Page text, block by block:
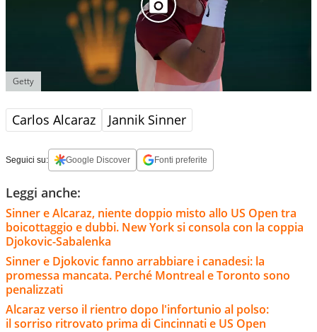
Getty
Carlos Alcaraz Jannik Sinner
Seguici su: Google Discover Fonti preferite
Leggi anche:
Sinner e Alcaraz, niente doppio misto allo US Open tra
boicottaggio e dubbi. New York si consola con la coppia
Djokovic-Sabalenka
Sinner e Djokovic fanno arrabbiare i canadesi: la
promessa mancata. Perché Montreal e Toronto sono
penalizzati
Alcaraz verso il rientro dopo l'infortunio al polso:
il sorriso ritrovato prima di Cincinnati e US Open